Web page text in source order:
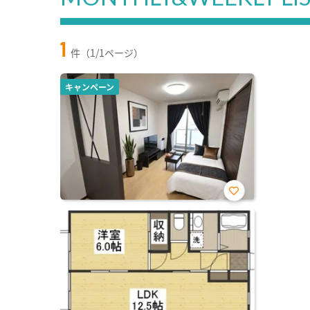
1 件（1/1ページ）
キャンペーン
お気
に入
り登